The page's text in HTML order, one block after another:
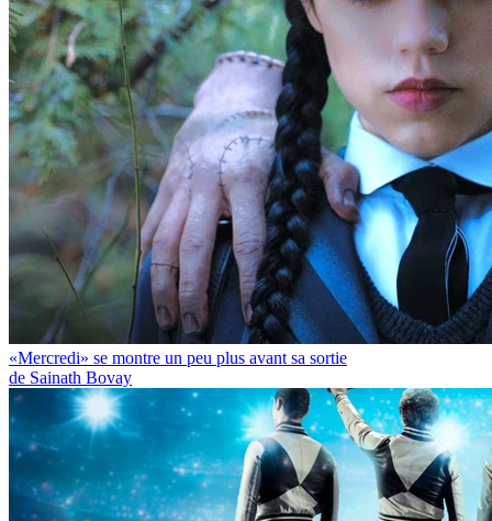
«Mercredi» se montre un peu plus avant sa sortie
de Sainath Bovay